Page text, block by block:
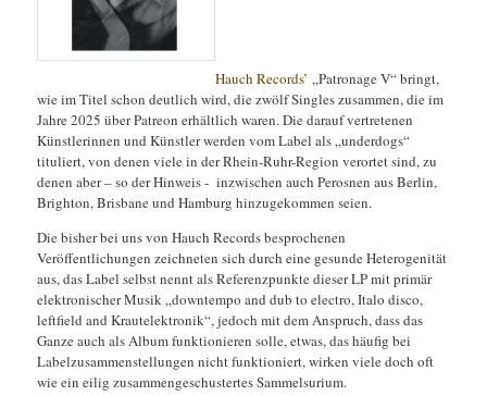
Hauch Records’„Patronage V“ bringt,
wie im Titel schon deutlich wird, die zwölf Singles zusammen, die im
Jahre 2025 über Patreon erhältlich waren. Die darauf vertretenen
Künstlerinnen und Künstler werden vom Label als „underdogs“
tituliert, von denen viele in der Rhein-Ruhr-Region verortet sind, zu
denen aber – so der Hinweis - inzwischen auch Perosnen aus Berlin,
Brighton, Brisbane und Hamburg hinzugekommen seien.
Die bisher bei uns von Hauch Records besprochenen
Veröffentlichungen zeichneten sich durch eine gesunde Heterogenität
aus, das Label selbst nennt als Referenzpunkte dieser LP mit primär
elektronischer Musik „downtempo and dub to electro, Italo disco,
leftfield and Krautelektronik“, jedoch mit dem Anspruch, dass das
Ganze auch als Album funktionieren solle, etwas, das häufig bei
Labelzusammenstellungen nicht funktioniert, wirken viele doch oft
wie ein eilig zusammengeschustertes Sammelsurium.